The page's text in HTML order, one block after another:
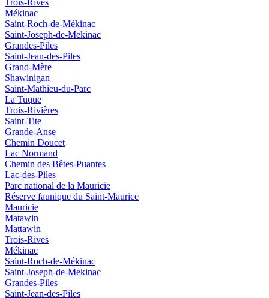
Trois-Rives
Mékinac
Saint-Roch-de-Mékinac
Saint-Joseph-de-Mekinac
Grandes-Piles
Saint-Jean-des-Piles
Grand-Mère
Shawinigan
Saint-Mathieu-du-Parc
La Tuque
Trois-Rivières
Saint-Tite
Grande-Anse
Chemin Doucet
Lac Normand
Chemin des Bêtes-Puantes
Lac-des-Piles
Parc national de la Mauricie
Réserve faunique du Saint‑Maurice
Mauricie
Matawin
Mattawin
Trois-Rives
Mékinac
Saint-Roch-de-Mékinac
Saint-Joseph-de-Mekinac
Grandes-Piles
Saint-Jean-des-Piles